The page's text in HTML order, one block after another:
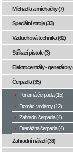
Míchadla a míchačky (7)
Speciální stroje (33)
Vzduchová technika (62)
Stříkací pistole (3)
Elektrocentrály - generátory
Čerpadla (35)
Ponorná čerpadla (15)
Domácí vodárny (12)
Zahradní čerpadla (4)
Drenážná čerpadla (4)
Zahradní nářadí (38)